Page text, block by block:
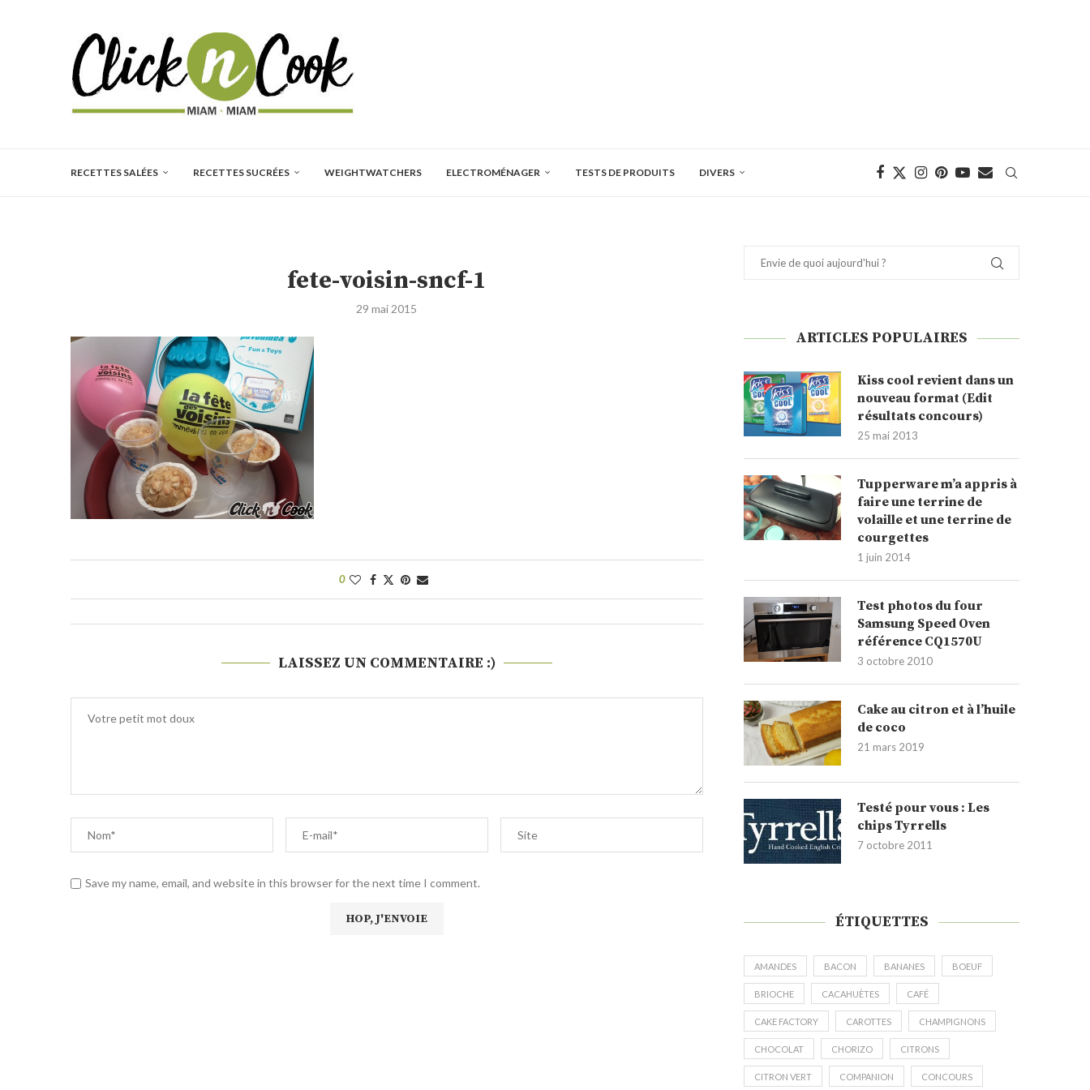
RECETTES SALÉES RECETTES SUCRÉES WEIGHTWATCHERS ELECTROMÉNAGER TESTS DE PRODUITS DIVERS
fete-voisin-sncf-1
29 mai 2015
0
LAISSEZ UN COMMENTAIRE :)
Save my name, email, and website in this browser for the next time I comment.
ARTICLES POPULAIRES
Kiss cool revient dans un
nouveau format (Edit
résultats concours)
25 mai 2013
Tupperware m’a appris à
faire une terrine de
volaille et une terrine de
courgettes
1 juin 2014
Test photos du four
Samsung Speed Oven
référence CQ1570U
3 octobre 2010
Cake au citron et à l’huile
de coco
21 mars 2019
Testé pour vous : Les
chips Tyrrells
7 octobre 2011
ÉTIQUETTES
AMANDES BACON BANANES BOEUF
BRIOCHE CACAHUÈTES CAFÉ
CAKE FACTORY CAROTTES CHAMPIGNONS
CHOCOLAT CHORIZO CITRONS
CITRON VERT COMPANION CONCOURS